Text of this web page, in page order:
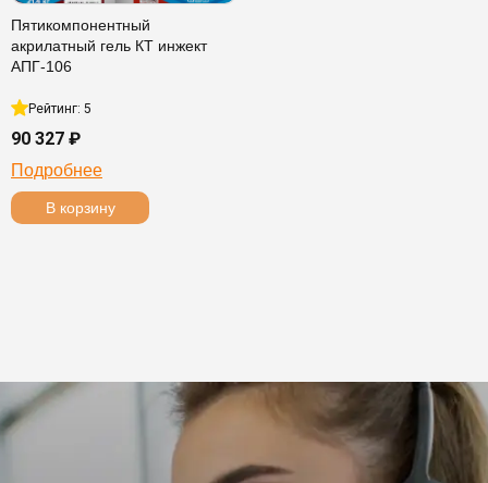
Пятикомпонентный
акрилатный гель КТ инжект
АПГ-106
Рейтинг: 5
90 327 ₽
Подробнее
В корзину